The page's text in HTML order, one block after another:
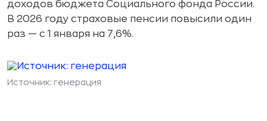
доходов бюджета Социального фонда России.
В 2026 году страховые пенсии повысили один
раз — с 1 января на 7,6%.
Источник: генерация